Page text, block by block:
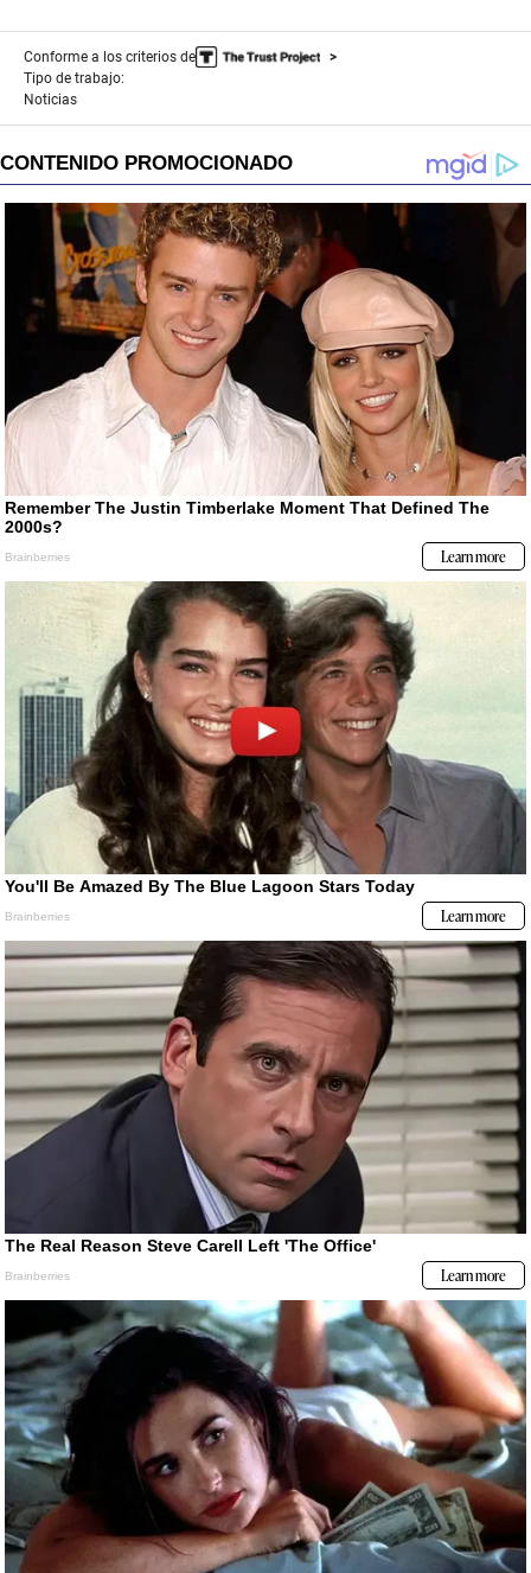
Conforme a los criterios de
Tipo de trabajo:
Noticias